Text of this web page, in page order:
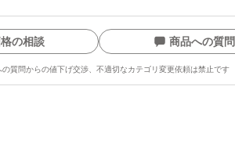
の相談 商品への質問
の質問からの値下げ交渉、不適切なカテゴリ変更依頼は禁止です